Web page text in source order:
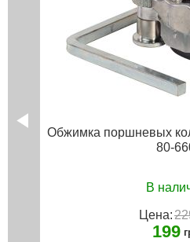
Обжимка поршневых
80-
В
Цена:
199